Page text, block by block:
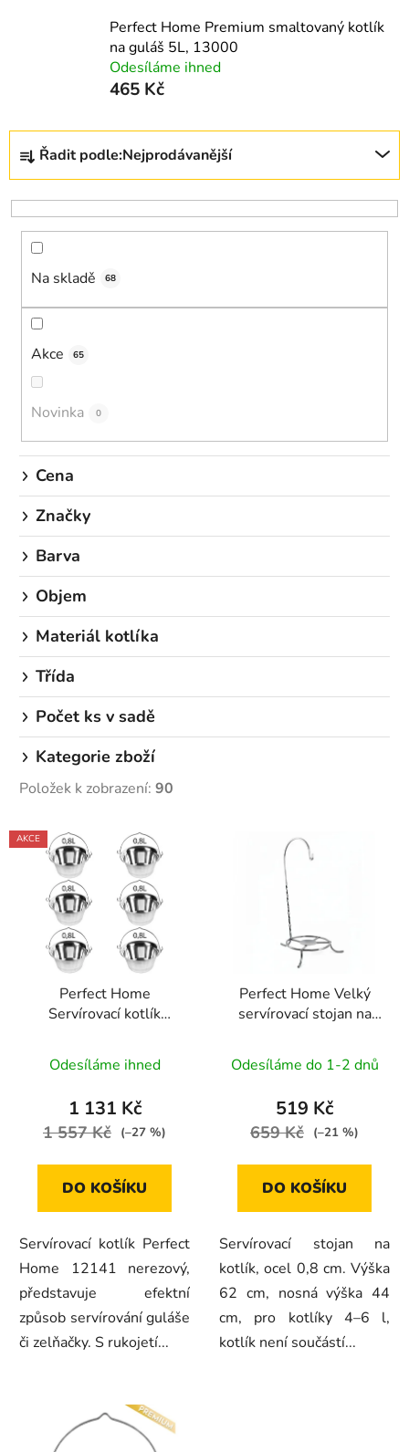
Perfect Home Premium smaltovaný kotlík
na guláš 5L, 13000
Odesíláme ihned
465 Kč
Ř
z
e
ů
Řadit podle:Nejprodávanější
Na skladě 68
Akce 65
Novinka 0
Cena
Značky
Barva
Objem
Materiál kotlíka
Třída
Počet ks v sadě
Kategorie zboží
Položek k zobrazení: 90
V
ý
AKCE
Perfect Home
Servírovací kotlík
12141
Odesíláme ihned
1 131 Kč
1 557 Kč (–27 %)
DO KOŠÍKU
Servírovací kotlík Perfect
Home 12141 nerezový,
představuje efektní
způsob servírování guláše
či zelňačky. S rukojetí...
Perfect Home Velký
servírovací stojan na
Odesíláme do 1-2 dnů
519 Kč
659 Kč (–21 %)
DO KOŠÍKU
Servírovací stojan na
kotlík, ocel 0,8 cm. Výška
62 cm, nosná výška 44
cm, pro kotlíky 4–6 l,
kotlík není součástí...